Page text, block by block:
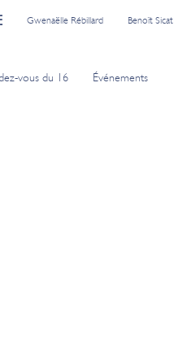
Gwenaëlle Rébillard Benoît Sicat
vous du 16 Événements